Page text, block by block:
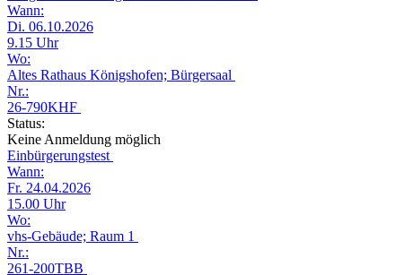
Wann:
Di. 06.10.2026
9.15 Uhr
Wo:
Altes Rathaus Königshofen; Bürgersaal
Nr.:
26-790KHF
Status:
Keine Anmeldung möglich
Einbürgerungstest
Wann:
Fr. 24.04.2026
15.00 Uhr
Wo:
vhs-Gebäude; Raum 1
Nr.:
261-200TBB